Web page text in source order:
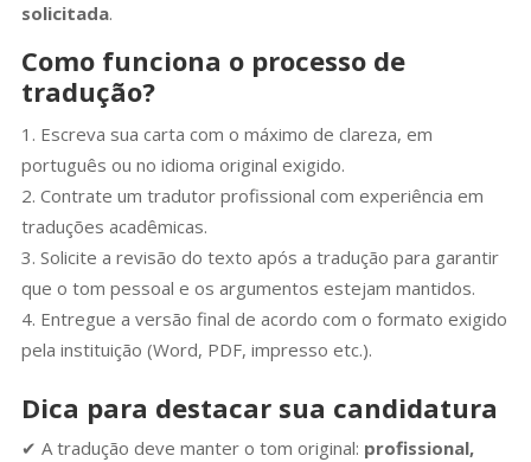
solicitada.
Como funciona o processo de
tradução?
Escreva sua carta com o máximo de clareza, em
português ou no idioma original exigido.
Contrate um tradutor profissional com experiência em
traduções acadêmicas.
Solicite a revisão do texto após a tradução para garantir
que o tom pessoal e os argumentos estejam mantidos.
Entregue a versão final de acordo com o formato exigido
pela instituição (Word, PDF, impresso etc.).
Dica para destacar sua candidatura
✔ A tradução deve manter o tom original: profissional,